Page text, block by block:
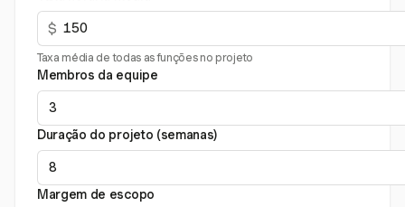
$
Taxa média de todas as funções no projeto
Membros da equipe
Duração do projeto (semanas)
Margem de escopo